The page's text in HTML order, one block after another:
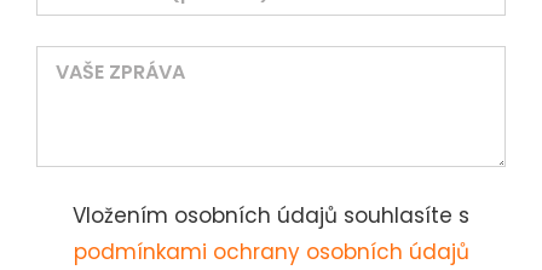
Vložením osobních údajů souhlasíte s
podmínkami ochrany osobních údajů